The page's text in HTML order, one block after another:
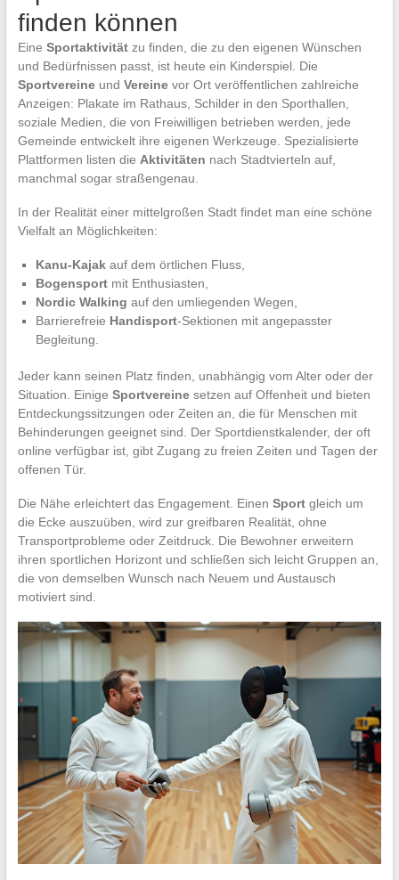
finden können
Eine Sportaktivitätzu finden, die zu den eigenen Wünschen
und Bedürfnissen passt, ist heute ein Kinderspiel. Die
Sportvereineund Vereinevor Ort veröffentlichen zahlreiche
Anzeigen: Plakate im Rathaus, Schilder in den Sporthallen,
soziale Medien, die von Freiwilligen betrieben werden, jede
Gemeinde entwickelt ihre eigenen Werkzeuge. Spezialisierte
Plattformen listen die Aktivitäten nach Stadtvierteln auf,
manchmal sogar straßengenau.
In der Realität einer mittelgroßen Stadt findet man eine schöne
Vielfalt an Möglichkeiten:
Kanu-Kajakauf dem örtlichen Fluss,
Bogensportmit Enthusiasten,
Nordic Walking auf den umliegenden Wegen,
Barrierefreie Handisport-Sektionen mit angepasster
Begleitung.
Jeder kann seinen Platz finden, unabhängig vom Alter oder der
Situation. Einige Sportvereinesetzen auf Offenheit und bieten
Entdeckungssitzungen oder Zeiten an, die für Menschen mit
Behinderungen geeignet sind. Der Sportdienstkalender, der oft
online verfügbar ist, gibt Zugang zu freien Zeiten und Tagen der
offenen Tür.
Die Nähe erleichtert das Engagement. Einen Sportgleich um
die Ecke auszuüben, wird zur greifbaren Realität, ohne
Transportprobleme oder Zeitdruck. Die Bewohner erweitern
ihren sportlichen Horizont und schließen sich leicht Gruppen an,
die von demselben Wunsch nach Neuem und Austausch
motiviert sind.